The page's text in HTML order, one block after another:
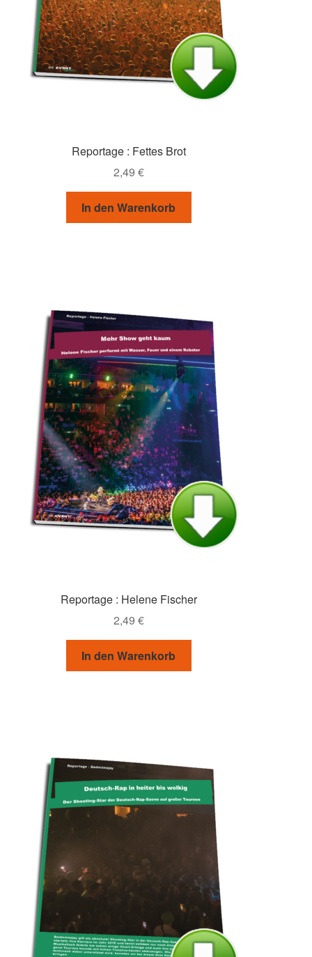
Reportage : Fettes Brot
2,49 €
In den Warenkorb
Reportage : Helene Fischer
2,49 €
In den Warenkorb